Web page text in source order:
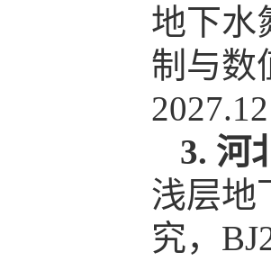
地下水
制与数
3. 河
浅层地
究，